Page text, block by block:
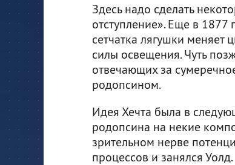
Здесь надо сделать
отступление». Еще в 1877
сетчатка лягушки меняет
силы освещения. Чуть
отвечающих за
родопсином.
Идея Хечта была в
родопсина на некие
зрительном нерве
процессов и занялся Уолд.